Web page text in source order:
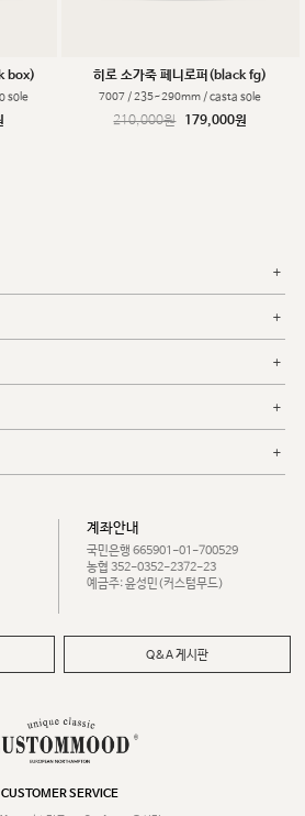
box)
sole
히로 소가죽 페니로퍼(black fg)
7007 / 235~290mm / casta sole
210,000원 179,000원
계좌안내
국민은행 665901-01-700529
농협 352-0352-2372-23
예금주: 윤성민(커스텀무드)
Q&A 게시판
CUSTOMER SERVICE